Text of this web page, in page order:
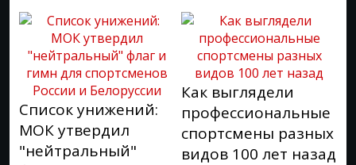
Список унижений:
МОК утвердил
"нейтральный"
Как выглядели
профессиональные
спортсмены разных
видов 100 лет назад